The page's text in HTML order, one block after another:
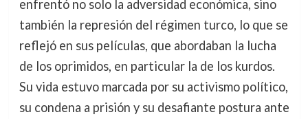
enfrentó no solo la adversidad económica, sino
también la represión del régimen turco, lo que se
reflejó en sus películas, que abordaban la lucha
de los oprimidos, en particular la de los kurdos.
Su vida estuvo marcada por su activismo político,
su condena a prisión y su desafiante postura ante